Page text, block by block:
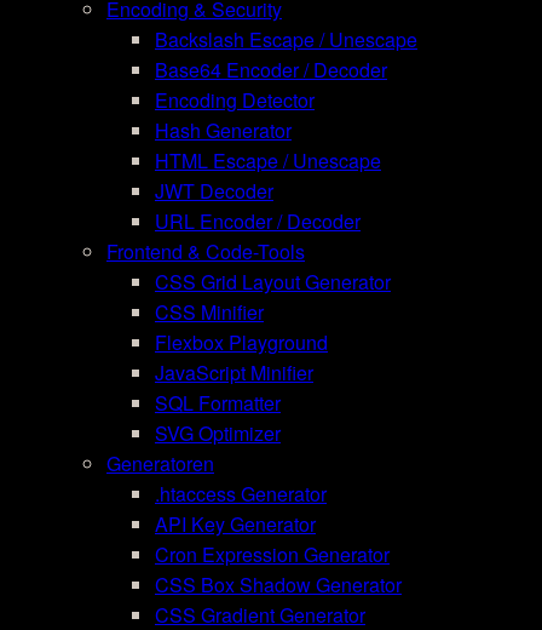
Encoding & Security
Backslash Escape / Unescape
Base64 Encoder / Decoder
Encoding Detector
Hash Generator
HTML Escape / Unescape
JWT Decoder
URL Encoder / Decoder
Frontend & Code-Tools
CSS Grid Layout Generator
CSS Minifier
Flexbox Playground
JavaScript Minifier
SQL Formatter
SVG Optimizer
Generatoren
.htaccess Generator
API Key Generator
Cron Expression Generator
CSS Box Shadow Generator
CSS Gradient Generator